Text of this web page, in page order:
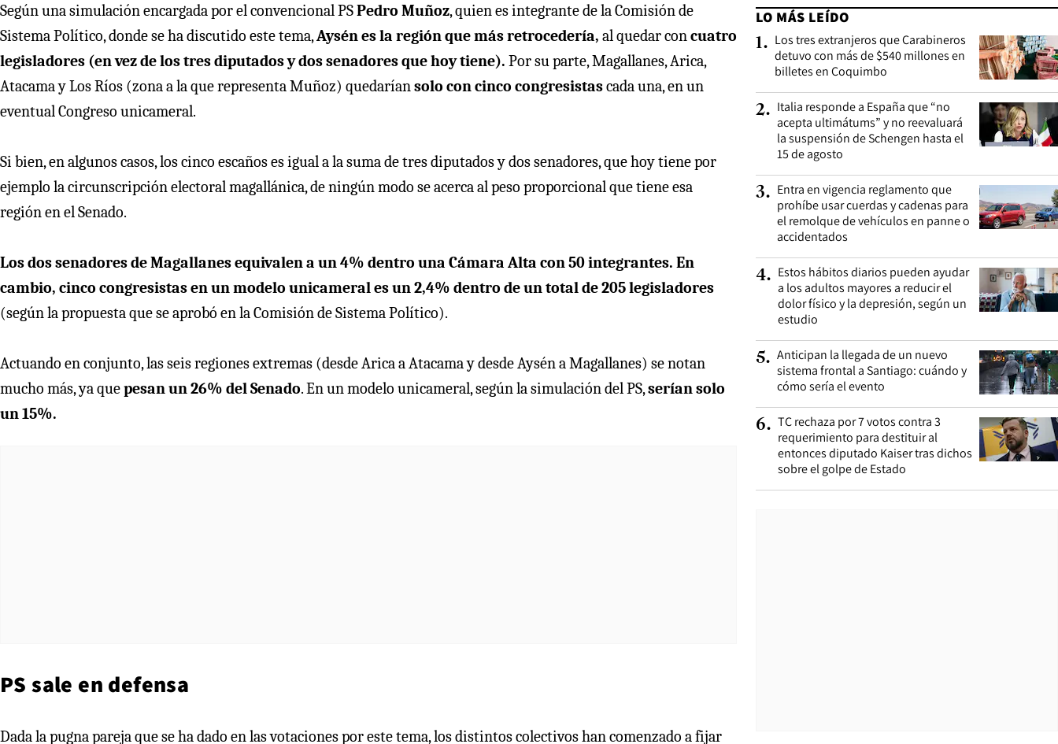
Según una simulación encargada por el convencional PSPedro Muñoz, quien es integrante de la Comisión de
Sistema Político, donde se ha discutido este tema,Aysén es la región que más retrocedería, al quedar concuatro
legisladores (en vez de los tres diputados y dos senadores que hoy tiene). Por su parte, Magallanes, Arica,
Atacama y Los Ríos (zona a la que representa Muñoz) quedaríansolo con cinco congresistascada una, en un
eventual Congreso unicameral.
Si bien, en algunos casos, los cinco escaños es igual a la suma de tres diputados y dos senadores, que hoy tiene por
ejemplo la circunscripción electoral magallánica, de ningún modo se acerca al peso proporcional que tiene esa
región en el Senado.
Los dos senadores de Magallanes equivalen a un 4% dentro una Cámara Alta con 50 integrantes. En
cambio, cinco congresistas en un modelo unicameral es un 2,4% dentro de un total de 205 legisladores
(según la propuesta que se aprobó en la Comisión de Sistema Político).
Actuando en conjunto, las seis regiones extremas (desde Arica a Atacama y desde Aysén a Magallanes) se notan
mucho más, ya quepesan un 26% del Senado. En un modelo unicameral, según la simulación del PS,serían solo
un 15%.
PS sale en defensa
Dada la pugna pareja que se ha dado en las votaciones por este tema, los distintos colectivos han comenzado a fijar
LO MÁS LEÍDO
1. Los tres extranjeros que Carabineros
detuvo con más de $540 millones en
billetes en Coquimbo
2. Italia responde a España que “no
acepta ultimátums” y no reevaluará
la suspensión de Schengen hasta el
15 de agosto
3. Entra en vigencia reglamento que
prohíbe usar cuerdas y cadenas para
el remolque de vehículos en panne o
accidentados
4. Estos hábitos diarios pueden ayudar
a los adultos mayores a reducir el
dolor físico y la depresión, según un
estudio
5. Anticipan la llegada de un nuevo
sistema frontal a Santiago: cuándo y
cómo sería el evento
6. TC rechaza por 7 votos contra 3
requerimiento para destituir al
entonces diputado Kaiser tras dichos
sobre el golpe de Estado